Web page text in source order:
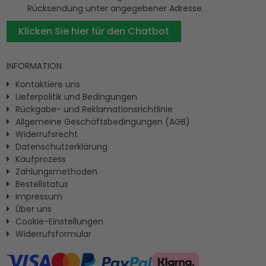
Rücksendung unter angegebener Adresse.
Klicken Sie hier für den Chatbot
INFORMATION
Kontaktiere uns
Lieferpolitik und Bedingungen
Rückgabe- und Reklamationsrichtlinie
Allgemeine Geschäftsbedingungen (AGB)
Widerrufsrecht
Datenschutzerklärung
Kaufprozess
Zahlungsmethoden
Bestellstatus
Impressum
Ûber uns
Cookie-Einstellungen
Widerrufsformular